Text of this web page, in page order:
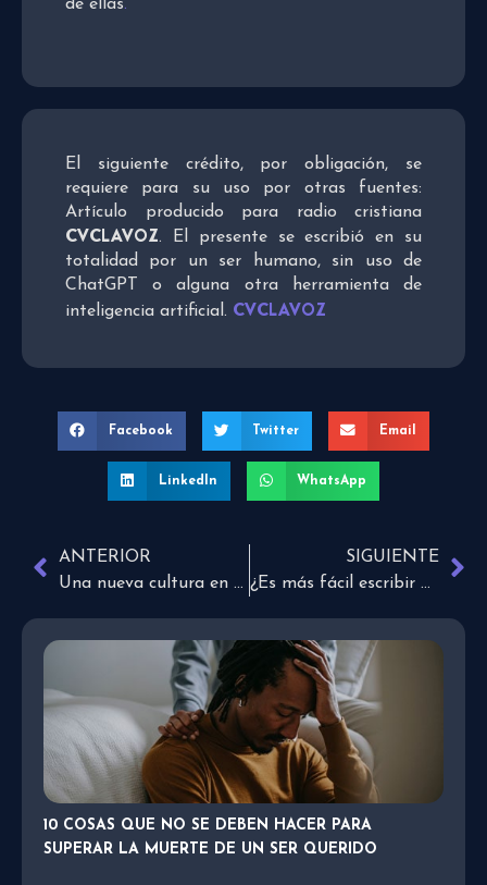
de ellas.
El siguiente crédito, por obligación, se
requiere para su uso por otras fuentes:
Artículo producido para radio cristiana
CVCLAVOZ. El presente se escribió en su
totalidad por un ser humano, sin uso de
ChatGPT o alguna otra herramienta de
inteligencia artificial. CVCLAVOZ
Facebook Twitter Email
LinkedIn WhatsApp
ANTERIOR
Una nueva cultura en este tiempo de la vida
SIGUIENTE
¿Es más fácil escribir una carta o hablar con alguien?
10 COSAS QUE NO SE DEBEN HACER PARA
SUPERAR LA MUERTE DE UN SER QUERIDO